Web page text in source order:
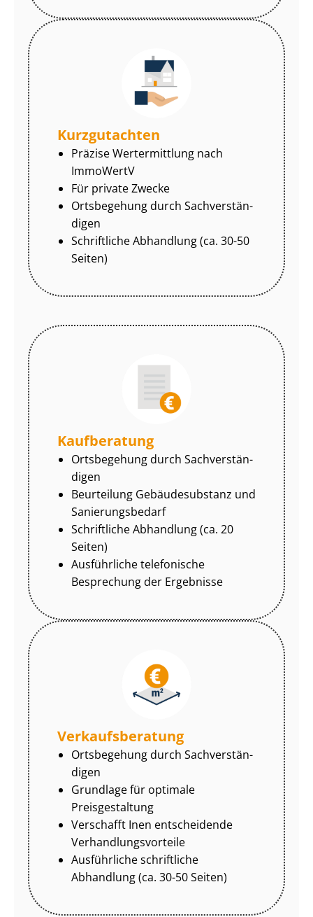
Kurzgutachten
Präzise Wertermittlung nach
ImmoWertV
Für private Zwecke
Ortsbegehung durch Sach­ver­stän­
di­gen
Schriftliche Abhandlung (ca. 30-50
Seiten)
Kaufberatung
Ortsbegehung durch Sach­ver­stän­
di­gen
Beurteilung Gebäudesubstanz und
Sa­nie­rungs­be­darf
Schriftliche Abhandlung (ca. 20
Seiten)
Ausführliche telefonische
Besprechung der Ergebnisse
Ver­kaufs­be­ra­tung
Ortsbegehung durch Sach­ver­stän­
di­gen
Grundlage für optimale
Preisgestaltung
Verschafft Inen entscheidende
Ver­hand­lungs­vor­tei­le
Ausführliche schriftliche
Abhandlung (ca. 30-50 Seiten)